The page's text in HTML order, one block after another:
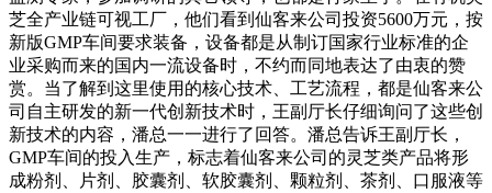
芝全产业链可视工厂，他们看到仙客来公司投资5600万元，按
新版GMP车间要求装备，设备都是从制订国家行业标准的企
业采购而来的国内一流设备时，不约而同地表达了由衷的赞
赏。当了解到这里使用的核心技术、工艺流程，都是仙客来公
司自主研发的新一代创新技术时，王副厅长仔细询问了这些创
新技术的内容，潘总一一进行了回答。潘总告诉王副厅长，
GMP车间的投入生产，标志着仙客来公司的灵芝类产品将形
成粉剂、片剂、胶囊剂、软胶囊剂、颗粒剂、茶剂、口服液等